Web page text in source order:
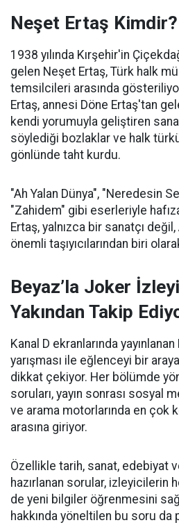
Neşet Ertaş Kimdir?
1938 yılında Kırşehir'in
gelen Neşet Ertaş, Türk halk
temsilcileri arasında
Ertaş, annesi Döne Ertaş'tan
kendi yorumuyla geliştiren
söylediği bozlaklar ve halk
gönlünde taht kurdu.
"Ah Yalan Dünya", "Neredesin
"Zahidem" gibi eserleriyle
Ertaş, yalnızca bir sanatçı
önemli taşıyıcılarından biri
Beyaz’la Joker
Yakından Takip
Kanal D ekranlarında yayınlanan
yarışması ile eğlenceyi bir
dikkat çekiyor. Her bölümde
soruları, yayın sonrası sosyal
ve arama motorlarında en çok
arasına giriyor.
Özellikle tarih, sanat, edebiyat
hazırlanan sorular, izleyicilerin
de yeni bilgiler öğrenmesini
hakkında yöneltilen bu soru da